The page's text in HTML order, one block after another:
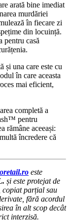
arată bine imediat
murdăriei
în fiecare zi
din locuință.
pentru casă
și una care este cu
în care aceasta
mai eficient,
completă a
pentru
rămâne aceeași:
încredere că
este
și este protejat de
copiat parțial sau
fără acordul
în alt scop decât
interzisă.